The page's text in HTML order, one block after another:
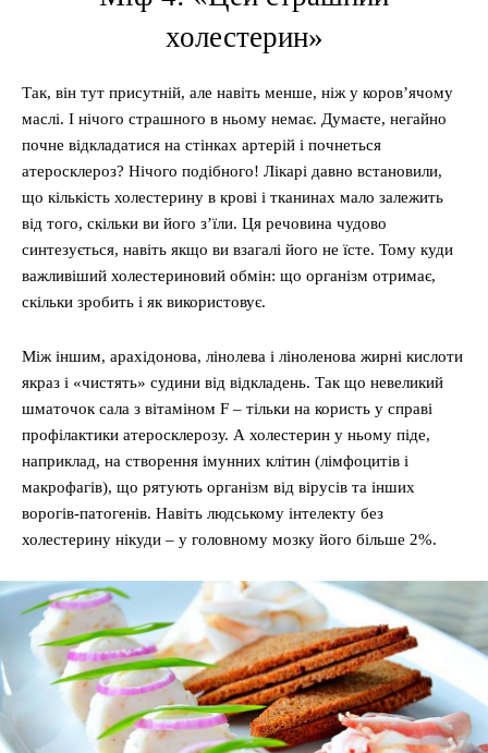
холестерин»
Так, він тут присутній, але навіть менше, ніж у коров’ячому
маслі. І нічого страшного в ньому немає. Думаєте, негайно
почне відкладатися на стінках артерій і почнеться
атеросклероз? Нічого подібного! Лікарі давно встановили,
що кількість холестерину в крові і тканинах мало залежить
від того, скільки ви його з’їли. Ця речовина чудово
синтезується, навіть якщо ви взагалі його не їсте. Тому куди
важливіший холестериновий обмін: що організм отримає,
скільки зробить і як використовує.
Між іншим, арахідонова, лінолева і ліноленова жирні кислоти
якраз і «чистять» судини від відкладень. Так що невеликий
шматочок сала з вітаміном F – тільки на користь у справі
профілактики атеросклерозу. А холестерин у ньому піде,
наприклад, на створення імунних клітин (лімфоцитів і
макрофагів), що рятують організм від вірусів та інших
ворогів-патогенів. Навіть людському інтелекту без
холестерину нікуди – у головному мозку його більше 2%.